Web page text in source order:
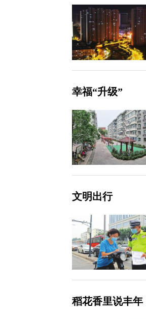
幸福“升级”
文明出行
稻花香里说丰年